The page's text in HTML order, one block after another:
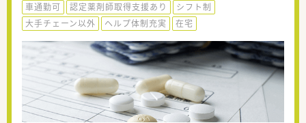
車通勤可
認定薬剤師取得支援あり
シフト制
大手チェーン以外
ヘルプ体制充実 在宅